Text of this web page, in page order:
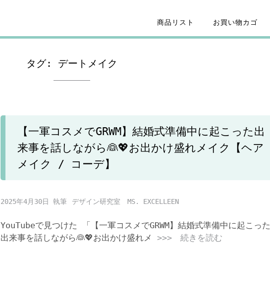
商品リスト お買い物カゴ
タグ: デートメイク
【一軍コスメでGRWM】結婚式準備中に起こった出
来事を話しながら👰💖お出かけ盛れメイク【ヘア
メイク / コーデ】
2025年4月30日 デザイン研究室 MS. EXCELLEEN
YouTubeで見つけた 「【一軍コスメでGRWM】結婚式準備中に起こった
出来事を話しながら👰💖お出かけ盛れメ>>> 続きを読む